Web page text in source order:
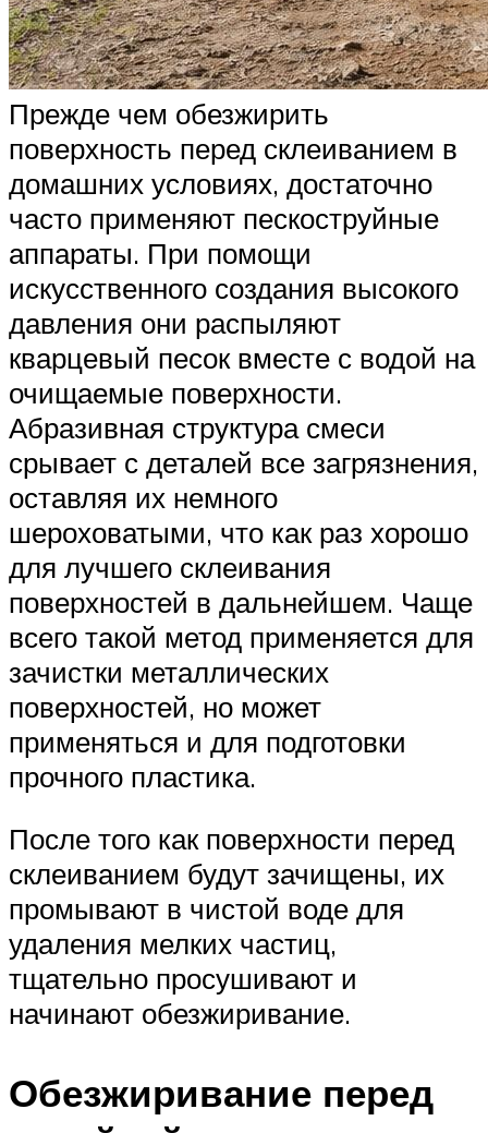
Прежде чем обезжирить
поверхность перед склеиванием в
домашних условиях, достаточно
часто применяют пескоструйные
аппараты. При помощи
искусственного создания высокого
давления они распыляют
кварцевый песок вместе с водой на
очищаемые поверхности.
Абразивная структура смеси
срывает с деталей все загрязнения,
оставляя их немного
шероховатыми, что как раз хорошо
для лучшего склеивания
поверхностей в дальнейшем. Чаще
всего такой метод применяется для
зачистки металлических
поверхностей, но может
применяться и для подготовки
прочного пластика.
После того как поверхности перед
склеиванием будут зачищены, их
промывают в чистой воде для
удаления мелких частиц,
тщательно просушивают и
начинают обезжиривание.
Обезжиривание перед